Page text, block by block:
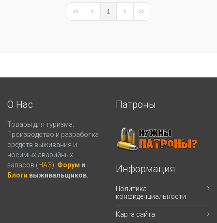
First PagePrevious Page
1
Next PageLast Page
О Нас
Товары для туризма.
Производство и разработка
средств выживания и
носимых аварийных
запасов (НАЗ). Форум и
Блоги выживальщиков.
Патроны
Информация
Политика
конфиденциальности
Карта сайта